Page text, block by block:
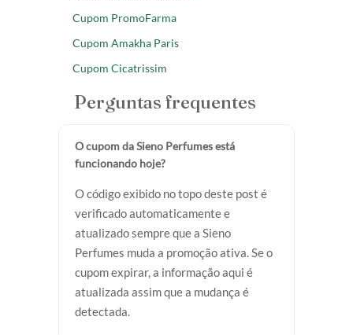
Cupom PromoFarma
Cupom Amakha Paris
Cupom Cicatrissim
Perguntas frequentes
O cupom da Sieno Perfumes está
funcionando hoje?
O código exibido no topo deste post é
verificado automaticamente e
atualizado sempre que a Sieno
Perfumes muda a promoção ativa. Se o
cupom expirar, a informação aqui é
atualizada assim que a mudança é
detectada.